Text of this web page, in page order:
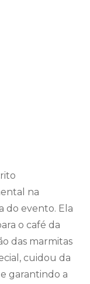
na
do evento. Ela
o café da
das marmitas
cuidou da
garantindo a